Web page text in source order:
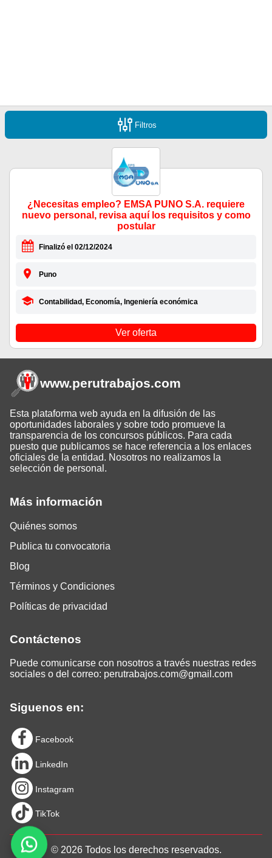
Filtros
¿Necesitas empleo? EMSA PUNO S.A. requiere
nuevo personal, revisa aquí los requisitos y como
postular
Finalizó el 02/12/2024
Puno
Contabilidad, Economía, Ingeniería económica
Ver oferta
Más información
Quiénes somos
Publica tu convocatoria
Blog
Términos y Condiciones
Políticas de privacidad
Contáctenos
Puede comunicarse con nosotros a través nuestras redes
sociales o del correo: perutrabajos.com@gmail.com
Siguenos en:
Facebook
LinkedIn
Instagram
TikTok
www.perutrabajos.com
Esta plataforma web ayuda en la difusión de las
oportunidades laborales y sobre todo promueve la
transparencia de los concursos públicos. Para cada
puesto que publicamos se hace referencia a los enlaces
oficiales de la entidad. Nosotros no realizamos la
selección de personal.
© 2026 Todos los derechos reservados.